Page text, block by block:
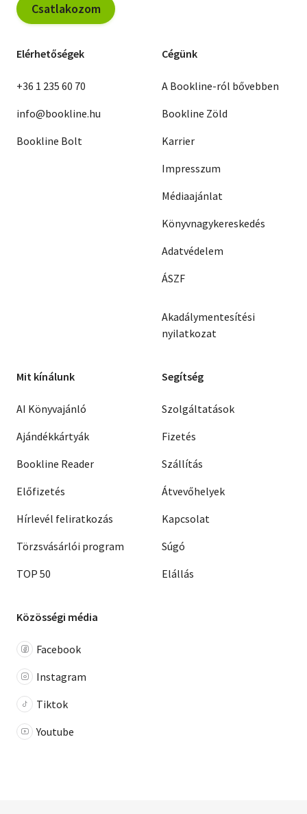
Csatlakozom
Elérhetőségek
+36 1 235 60 70
info@bookline.hu
Bookline Bolt
Cégünk
A Bookline-ról bővebben
Bookline Zöld
Karrier
Impresszum
Médiaajánlat
Könyvnagykereskedés
Adatvédelem
ÁSZF
Akadálymentesítési
nyilatkozat
Mit kínálunk
AI Könyvajánló
Ajándékkártyák
Bookline Reader
Előfizetés
Hírlevél feliratkozás
Törzsvásárlói program
TOP 50
Segítség
Szolgáltatások
Fizetés
Szállítás
Átvevőhelyek
Kapcsolat
Súgó
Elállás
Közösségi média
Facebook
Instagram
Tiktok
Youtube